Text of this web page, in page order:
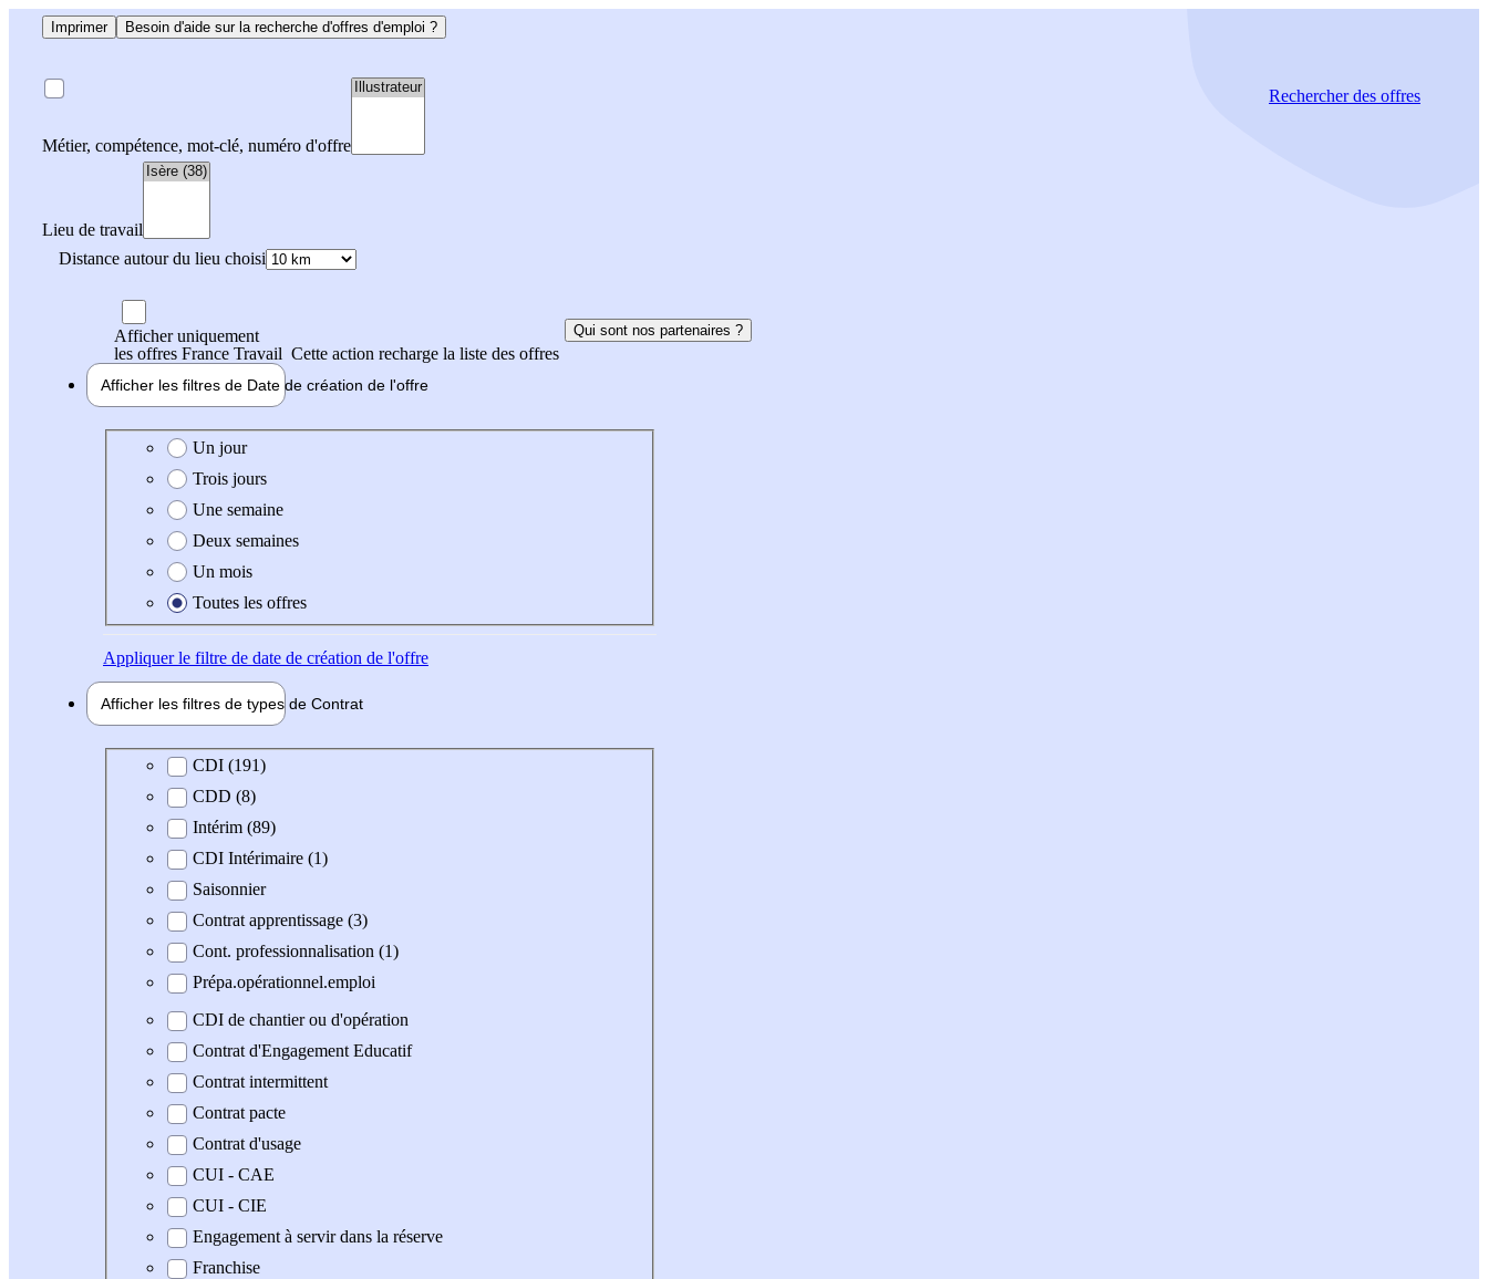
Imprimer Besoin d'aide sur la recherche d'offres d'emploi ?
Métier, compétence, mot-clé, numéro d'offre
Lieu de travail
Distance autour du lieu choisi
Rechercherdes offres
Afficher uniquement
les offres France Travail Cette action recharge la liste des offres
Qui sont nos partenaires ?
Afficher les filtres de Date de création de l'offre
Date de création de l'offre
Un jour
Trois jours
Une semaine
Deux semaines
Un mois
Toutes les offres
Appliquerle filtre de date de création de l'offre
Afficher les filtres de types de Contrat
Type de contratCDI (191)
CDD (8)
Intérim (89)
CDI Intérimaire (1)
Saisonnier
Contrat apprentissage (3)
Cont. professionnalisation (1)
Prépa.opérationnel.emploi
CDI de chantier ou d'opération
Contrat d'Engagement Educatif
Contrat intermittent
Contrat pacte
Contrat d'usage
CUI - CAE
CUI - CIE
Engagement à servir dans la réserve
Franchise